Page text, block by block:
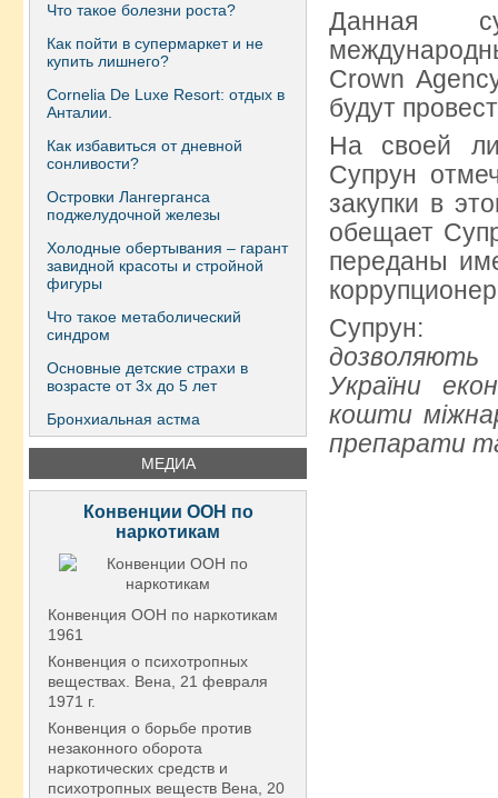
Что такое болезни роста?
Как пойти в супермаркет и не
купить лишнего?
Сornelia De Luxe Resort: отдых в
Анталии.
Как избавиться от дневной
сонливости?
Островки Лангерганса
поджелудочной железы
Холодные обертывания – гарант
завидной красоты и стройной
фигуры
Что такое метаболический
синдром
Основные детские страхи в
возрасте от 3х до 5 лет
Бронхиальная астма
МЕДИА
Конвенции ООН по
наркотикам
Конвенция ООН по наркотикам
1961
Конвенция о психотропных
веществах. Вена, 21 февраля
1971 г.
Конвенция о борьбе против
незаконного оборота
наркотических средств и
психотропных веществ Вена, 20
Данная
Crown
будут
На своей
Супрун
закупки в
обещает
переданы
України
кошти
препарати